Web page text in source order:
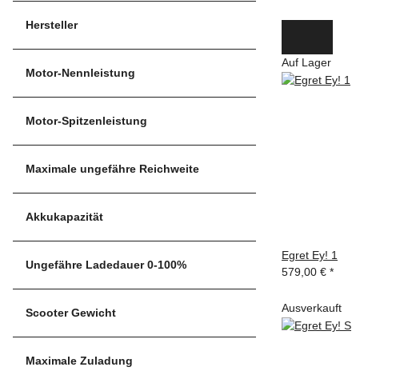
Auf Lager
Egret Ey! 1
579,00 € *
Ausverkauft
Hersteller
Motor-Nennleistung
Motor-Spitzenleistung
Maximale ungefähre Reichweite
Akkukapazität
Ungefähre Ladedauer 0-100%
Scooter Gewicht
Maximale Zuladung